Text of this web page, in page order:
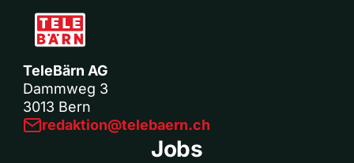
TeleBärn AG
Dammweg 3
3013 Bern
redaktion@telebaern.ch
Jobs